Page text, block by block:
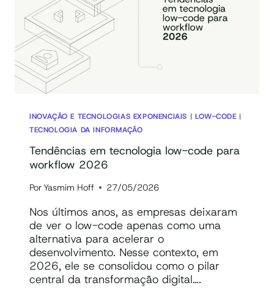
INOVAÇÃO E TECNOLOGIAS EXPONENCIAIS | LOW-CODE |
TECNOLOGIA DA INFORMAÇÃO
Tendências em tecnologia low-code para
workflow 2026
Por Yasmim Hoff 27/05/2026
Nos últimos anos, as empresas deixaram
de ver o low-code apenas como uma
alternativa para acelerar o
desenvolvimento. Nesse contexto, em
2026, ele se consolidou como o pilar
central da transformação digital….